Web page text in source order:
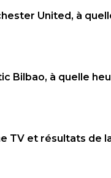
United, à
Bilbao, à quelle
TV et résultats de